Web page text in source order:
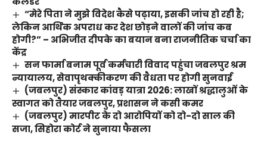
“मेरे पिता ने मुझे विदेश कैसे पढ़ाया, इसकी जांच हो रही है;
लेकिन आर्थिक अपराध कर देश छोड़ने वालों की जांच कब
होगी?” – अभिजीत दीपके का बयान बना राजनीतिक चर्चा का
केंद्र
सन फार्मा बनाम पूर्व कर्मचारी विवाद पहुंचा जबलपुर श्रम
न्यायालय, सेवापृथक्कीकरण की वैधता पर होगी सुनवाई
(जबलपुर) संस्कार कांवड़ यात्रा 2026: लाखों श्रद्धालुओं के
स्वागत को तैयार जबलपुर, प्रशासन ने कसी कमर
(जबलपुर) मारपीट के दो आरोपियों को दो-दो साल की
सजा, सिहोरा कोर्ट ने सुनाया फैसला